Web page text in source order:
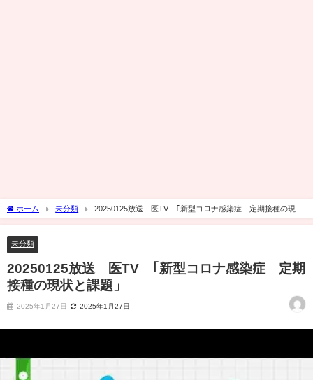
ホーム 未分類
20250125放送 医TV ｢新型コロナ感染症 定期接種の現状
と課題」
未分類
20250125放送 医TV ｢新型コロナ感染症 定期
接種の現状と課題」
2025年1月27日 2025年1月27日